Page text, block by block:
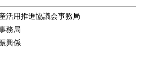
活用推進協議会事務局
務局
興係